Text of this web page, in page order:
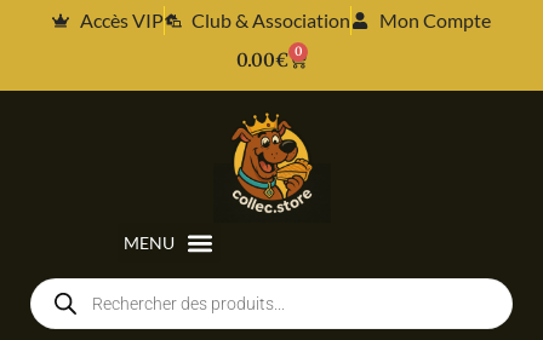
Accès VIP Club & Association
Mon Compte
0.00€ 0